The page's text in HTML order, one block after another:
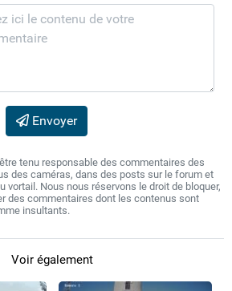
Envoyer
tenu responsable des commentaires des
des caméras, dans des posts sur le forum et
vortail. Nous nous réservons le droit de bloquer,
des commentaires dont les contenus sont
insultants.
Voir également